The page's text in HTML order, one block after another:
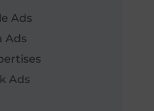
Ads
Ads
Ads